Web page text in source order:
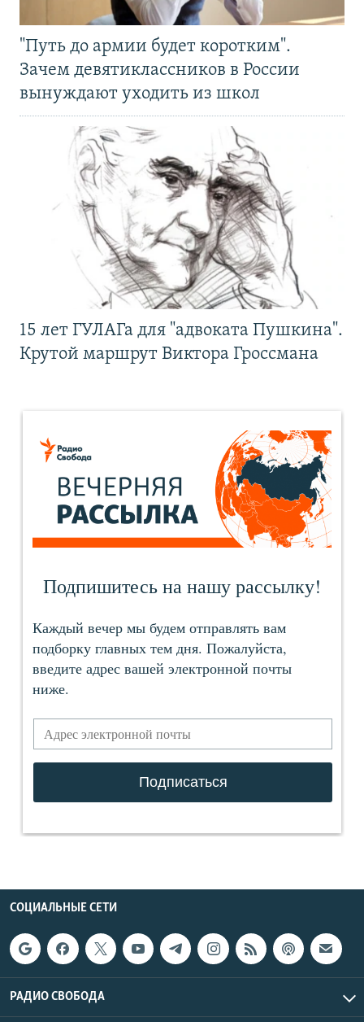
"Путь до армии будет коротким".
Зачем девятиклассников в России
вынуждают уходить из школ
15 лет ГУЛАГа для "адвоката Пушкина".
Крутой маршрут Виктора Гроссмана
СОЦИАЛЬНЫЕ СЕТИ
РАДИО СВОБОДА